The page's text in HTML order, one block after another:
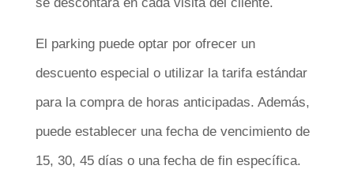
se descontará en cada visita del cliente.
El parking puede optar por ofrecer un
descuento especial o utilizar la tarifa estándar
para la compra de horas anticipadas. Además,
puede establecer una fecha de vencimiento de
15, 30, 45 días o una fecha de fin específica.